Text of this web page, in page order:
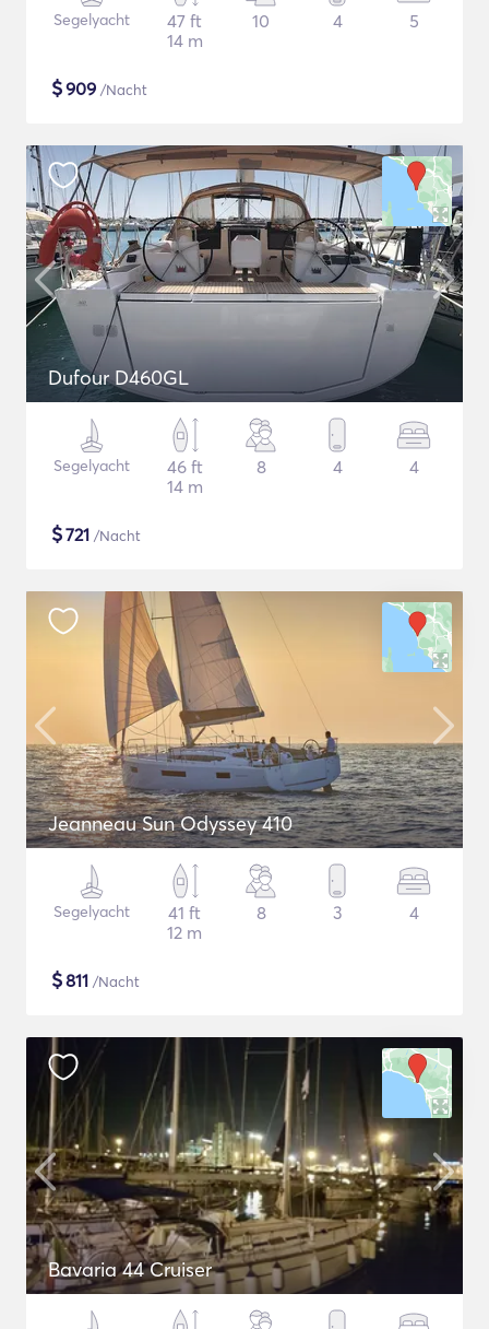
Segelyacht
47 ft
14 m
10 4 5
$909 /Nacht
Dufour D460GL
Segelyacht
46 ft
14 m
8 4 4
$721 /Nacht
Jeanneau Sun Odyssey 410
Segelyacht
41 ft
12 m
8 3 4
$811 /Nacht
Bavaria 44 Cruiser